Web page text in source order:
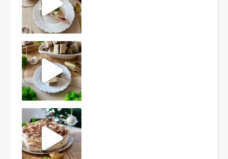
Ten deser to prawdziwy HIT PRL-u! Wafle przełożo